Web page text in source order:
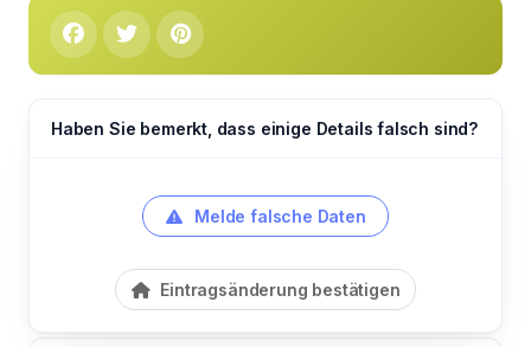
Haben Sie bemerkt, dass einige Details falsch sind?
Melde falsche Daten
Eintragsänderung bestätigen